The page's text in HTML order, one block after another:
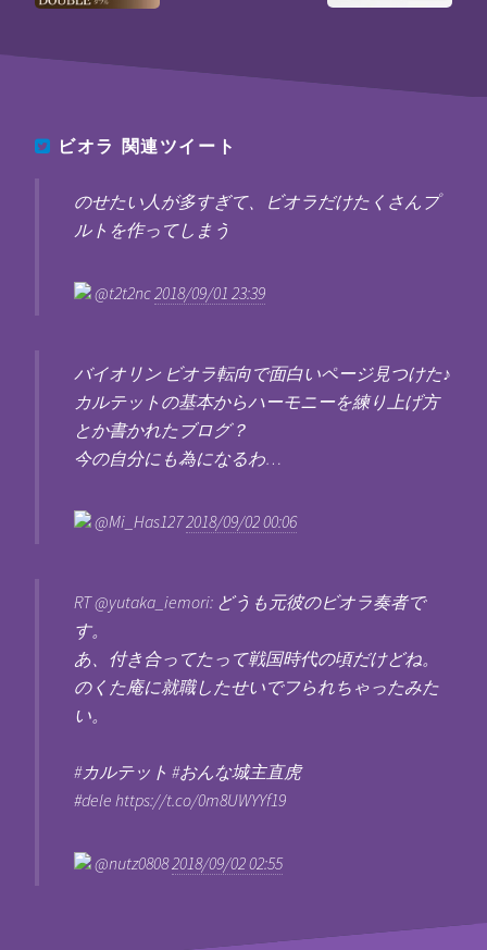
ビオラ 関連ツイート
のせたい人が多すぎて、ビオラだけたくさんプ
ルトを作ってしまう
@t2t2nc2018/09/01 23:39
バイオリン ビオラ転向で面白いページ見つけた♪
カルテットの基本からハーモニーを練り上げ方
とか書かれたブログ？
今の自分にも為になるわ…
@Mi_Has1272018/09/02 00:06
RT @yutaka_iemori: どうも元彼のビオラ奏者で
す。
あ、付き合ってたって戦国時代の頃だけどね。
のくた庵に就職したせいでフられちゃったみた
い。
#カルテット #おんな城主直虎
#dele https://t.co/0m8UWYYf19
@nutz08082018/09/02 02:55